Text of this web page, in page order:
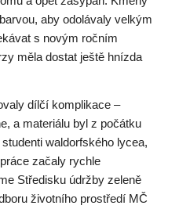
aby odolávaly velkým
s novým ročním
měla dostat ještě hnízda
dílčí komplikace –
a materiálu byl z počátku
waldorfského lycea,
začaly rychle
Středisku údržby zeleně
životního prostředí MČ